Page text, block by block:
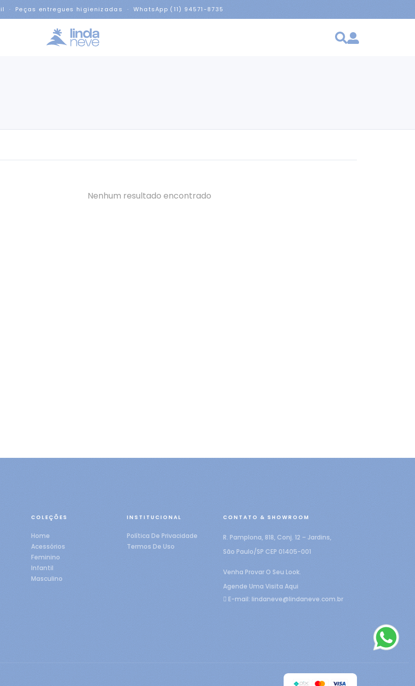
· Peças entregues higienizadas · WhatsApp (11) 94571-8735
Nenhum resultado encontrado
COLEÇÕES
Home
Acessórios
Feminino
Infantil
Masculino
INSTITUCIONAL
Política De Privacidade
Termos De Uso
CONTATO & SHOWROOM
R. Pamplona, 818, Conj. 12 – Jardins,
São Paulo/SP CEP 01405-001
Venha Provar O Seu Look.
Agende Uma Visita Aqui
E-mail: lindaneve@lindaneve.com.br